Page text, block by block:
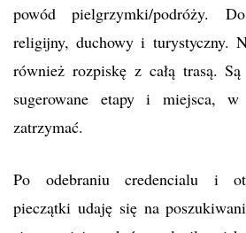
powód pielgrzymki/podróży.
religijny, duchowy i turystyczny.
również rozpiskę z całą trasą.
sugerowane etapy i miejsca,
zatrzymać.
Po odebraniu credencialu i
pieczątki udaję się na